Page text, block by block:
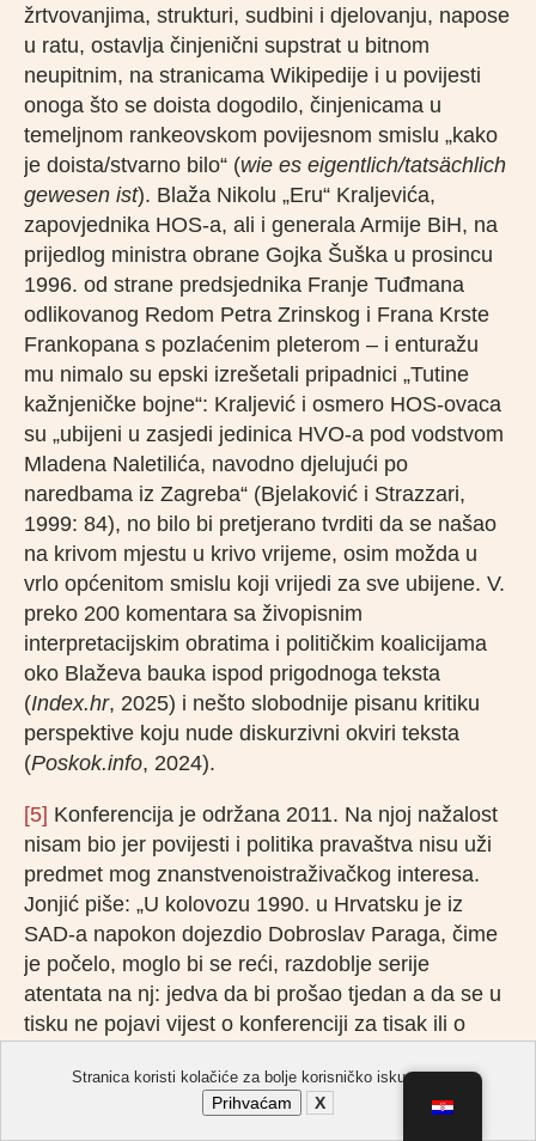
žrtvovanjima, strukturi, sudbini i djelovanju, napose
u ratu, ostavlja činjenični supstrat u bitnom
neupitnim, na stranicama Wikipedije i u povijesti
onoga što se doista dogodilo, činjenicama u
temeljnom rankeovskom povijesnom smislu „kako
je doista/stvarno bilo“ (wie es eigentlich/tatsächlich
gewesen ist). Blaža Nikolu „Eru“ Kraljevića,
zapovjednika HOS-a, ali i generala Armije BiH, na
prijedlog ministra obrane Gojka Šuška u prosincu
1996. od strane predsjednika Franje Tuđmana
odlikovanog Redom Petra Zrinskog i Frana Krste
Frankopana s pozlaćenim pleterom – i enturažu
mu nimalo su epski izrešetali pripadnici „Tutine
kažnjeničke bojne“: Kraljević i osmero HOS-ovaca
su „ubijeni u zasjedi jedinica HVO-a pod vodstvom
Mladena Naletilića, navodno djelujući po
naredbama iz Zagreba“ (Bjelaković i Strazzari,
1999: 84), no bilo bi pretjerano tvrditi da se našao
na krivom mjestu u krivo vrijeme, osim možda u
vrlo općenitom smislu koji vrijedi za sve ubijene. V.
preko 200 komentara sa živopisnim
interpretacijskim obratima i političkim koalicijama
oko Blaževa bauka ispod prigodnoga teksta
(Index.hr, 2025) i nešto slobodnije pisanu kritiku
perspektive koju nude diskurzivni okviri teksta
(Poskok.info, 2024).
[5] Konferencija je održana 2011. Na njoj nažalost
nisam bio jer povijesti i politika pravaštva nisu uži
predmet mog znanstvenoistraživačkog interesa.
Jonjić piše: „U kolovozu 1990. u Hrvatsku je iz
SAD-a napokon dojezdio Dobroslav Paraga, čime
je počelo, moglo bi se reći, razdoblje serije
atentata na nj: jedva da bi prošao tjedan a da se u
tisku ne pojavi vijest o konferenciji za tisak ili o
predsjednik stranke ponovno bio žrtvom atentata iz
kojeg se, čudom Božjim, izvukao bez ozljeda.
Stranica koristi kolačiće za bolje korisničko iskustvo.
Prihvaćam X